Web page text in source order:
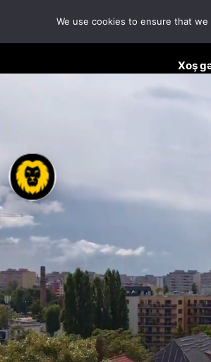
Xoş
Video
We use cookies to ensure that